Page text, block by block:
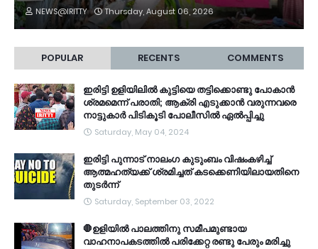
NEWS@IRITTY Thursday, August 06, 2026
POPULAR RECENTS COMMENTS
ഇരിട്ടി ഉളിയിലിൽ കുട്ടിയെ തട്ടിക്കൊണ്ടു പോകാൻ
ശ്രമമെന്ന് പരാതി; ആക്രി എടുക്കാൻ വരുന്നവരെ
നാട്ടുകാർ പിടികൂടി പോലീസിൽ ഏൽപ്പിച്ചു
Saturday, May 04, 2024
ഇരിട്ടി പുന്നാട് നാലംഗ കുടുംബം വിഷംകഴിച്ച്‌
ആത്മഹത്യക്ക് ശ്രമിച്ചത് കടക്കെണിയിലായതിനെ
തുടർന്ന്
Saturday, September 03, 2022
🛑ഉളിയിൽ പാലത്തിനു സമീപമുണ്ടായ
വാഹനാപകടത്തിൽ പരിക്കേറ്റ രണ്ടു പേരും മരിച്ചു